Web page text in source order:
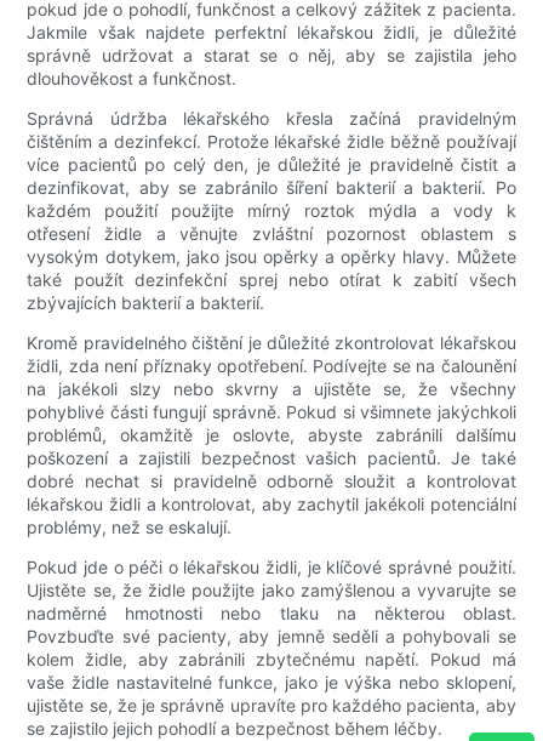
pokud jde o pohodlí, funkčnost a celkový zážitek z pacienta.
Jakmile však najdete perfektní lékařskou židli, je důležité
správně udržovat a starat se o něj, aby se zajistila jeho
dlouhověkost a funkčnost.
Správná údržba lékařského křesla začíná pravidelným
čištěním a dezinfekcí. Protože lékařské židle běžně používají
více pacientů po celý den, je důležité je pravidelně čistit a
dezinfikovat, aby se zabránilo šíření bakterií a bakterií. Po
každém použití použijte mírný roztok mýdla a vody k
otřesení židle a věnujte zvláštní pozornost oblastem s
vysokým dotykem, jako jsou opěrky a opěrky hlavy. Můžete
také použít dezinfekční sprej nebo otírat k zabití všech
zbývajících bakterií a bakterií.
Kromě pravidelného čištění je důležité zkontrolovat lékařskou
židli, zda není příznaky opotřebení. Podívejte se na čalounění
na jakékoli slzy nebo skvrny a ujistěte se, že všechny
pohyblivé části fungují správně. Pokud si všimnete jakýchkoli
problémů, okamžitě je oslovte, abyste zabránili dalšímu
poškození a zajistili bezpečnost vašich pacientů. Je také
dobré nechat si pravidelně odborně sloužit a kontrolovat
lékařskou židli a kontrolovat, aby zachytil jakékoli potenciální
problémy, než se eskalují.
Pokud jde o péči o lékařskou židli, je klíčové správné použití.
Ujistěte se, že židle použijte jako zamýšlenou a vyvarujte se
nadměrné hmotnosti nebo tlaku na některou oblast.
Povzbuďte své pacienty, aby jemně seděli a pohybovali se
kolem židle, aby zabránili zbytečnému napětí. Pokud má
vaše židle nastavitelné funkce, jako je výška nebo sklopení,
ujistěte se, že je správně upravíte pro každého pacienta, aby
se zajistilo jejich pohodlí a bezpečnost během léčby.